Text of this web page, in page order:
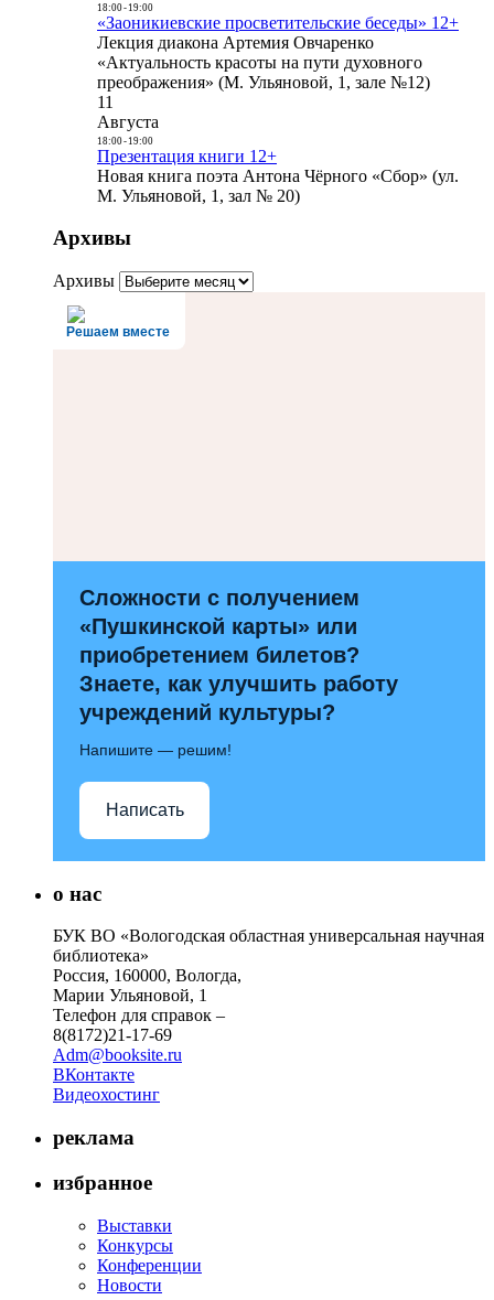
18:00- 19:00
«Заоникиевские просветительские беседы» 12+
Лекция диакона Артемия Овчаренко
«Актуальность красоты на пути духовного
преображения» (М. Ульяновой, 1, зале №12)
11
Августа
18:00- 19:00
Презентация книги 12+
Новая книга поэта Антона Чёрного «Сбор» (ул.
М. Ульяновой, 1, зал № 20)
Архивы
Архивы
Решаем вместе
Сложности с получением
«Пушкинской карты» или
приобретением билетов?
Знаете, как улучшить работу
учреждений культуры?
Напишите — решим!
Написать
о нас
БУК ВО «Вологодская областная универсальная научная
библиотека»
Россия, 160000, Вологда,
Марии Ульяновой, 1
Телефон для справок –
8(8172)21-17-69
Adm@booksite.ru
ВКонтакте
Видеохостинг
реклама
избранное
Выставки
Конкурсы
Конференции
Новости